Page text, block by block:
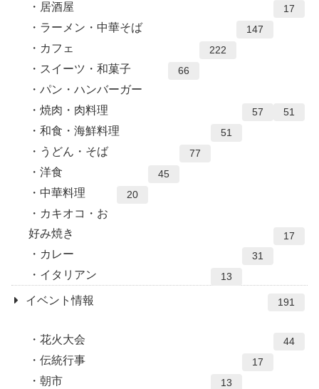
居酒屋 17
ラーメン・中華そば 147
カフェ 222
スイーツ・和菓子 66
パン・ハンバーガー
51
焼肉・肉料理 57
和食・海鮮料理 51
うどん・そば 77
洋食 45
中華料理 20
カキオコ・お
好み焼き
17
カレー 31
イタリアン 13
イベント情報 191
花火大会 44
伝統行事 17
朝市 13